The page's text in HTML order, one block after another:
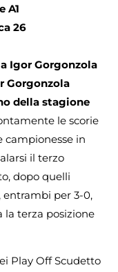
A1
26
Igor Gorgonzola
Gorgonzola
della stagione
le scorie
campionesse in
il terzo
dopo quelli
entrambi per 3-0,
la terza posizione
Play Off Scudetto